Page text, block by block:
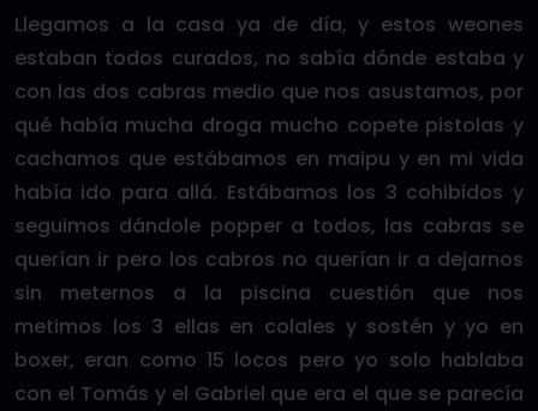
Llegamos a la casa ya de día, y estos weones
estaban todos curados, no sabía dónde estaba y
con las dos cabras medio que nos asustamos, por
qué había mucha droga mucho copete pistolas y
cachamos que estábamos en maipu y en mi vida
había ido para allá. Estábamos los 3 cohibidos y
seguimos dándole popper a todos, las cabras se
querían ir pero los cabros no querían ir a dejarnos
sin meternos a la piscina cuestión que nos
metimos los 3 ellas en colales y sostén y yo en
boxer, eran como 15 locos pero yo solo hablaba
con el Tomás y el Gabriel que era el que se parecía